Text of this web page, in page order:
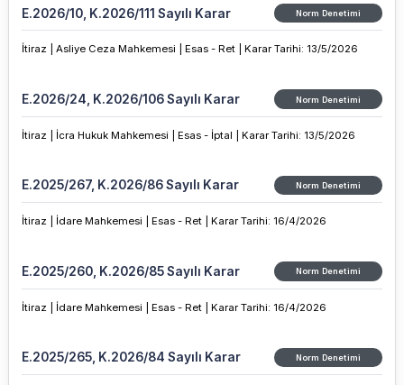
E.2026/10, K.2026/111 Sayılı Karar Norm Denetimi
İtiraz | Asliye Ceza Mahkemesi | Esas - Ret | Karar Tarihi: 13/5/2026
E.2026/24, K.2026/106 Sayılı Karar Norm Denetimi
İtiraz | İcra Hukuk Mahkemesi | Esas - İptal | Karar Tarihi: 13/5/2026
E.2025/267, K.2026/86 Sayılı Karar Norm Denetimi
İtiraz | İdare Mahkemesi | Esas - Ret | Karar Tarihi: 16/4/2026
E.2025/260, K.2026/85 Sayılı Karar Norm Denetimi
İtiraz | İdare Mahkemesi | Esas - Ret | Karar Tarihi: 16/4/2026
E.2025/265, K.2026/84 Sayılı Karar Norm Denetimi